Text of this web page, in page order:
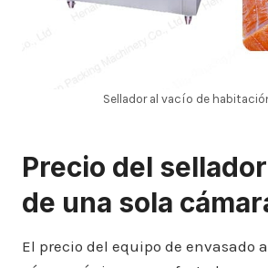
Sellador al vacío de
Precio del
de una sola
El precio del equipo de envasado